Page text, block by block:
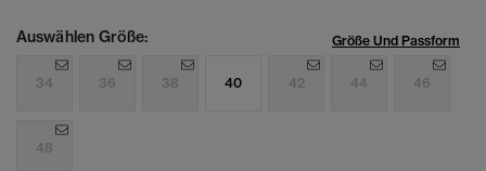
Auswählen Größe: Größe Und Passform
34 36 38 40 42 44 46
48